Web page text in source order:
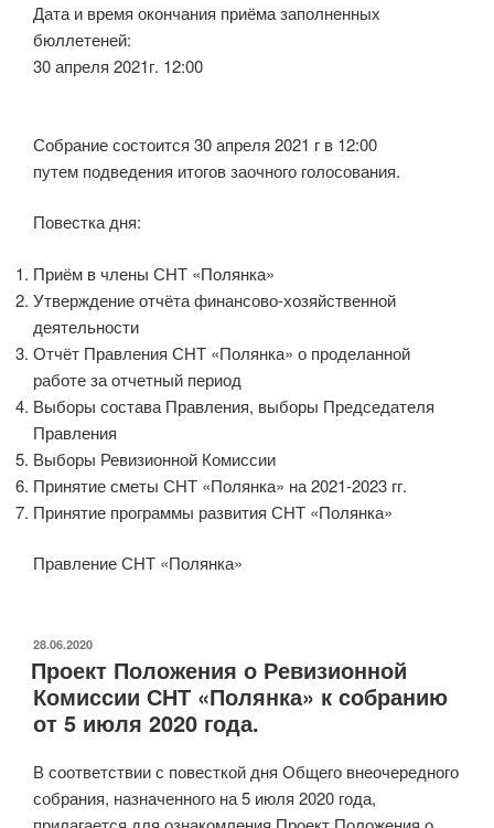
Дата и время окончания приёма заполненных
бюллетеней:
30 апреля 2021г. 12:00
Собрание состоится 30 апреля 2021 г в 12:00
путем подведения итогов заочного голосования.
Повестка дня:
Приём в члены СНТ «Полянка»
Утверждение отчёта финансово-хозяйственной
деятельности
Отчёт Правления СНТ «Полянка» о проделанной
работе за отчетный период
Выборы состава Правления, выборы Председателя
Правления
Выборы Ревизионной Комиссии
Принятие сметы СНТ «Полянка» на 2021-2023 гг.
Принятие программы развития СНТ «Полянка»
Правление СНТ «Полянка»
ОПУБЛИКОВАНО
28.06.2020
Проект Положения о Ревизионной
Комиссии СНТ «Полянка» к собранию
от 5 июля 2020 года.
В соответствии с повесткой дня Общего внеочередного
собрания, назначенного на 5 июля 2020 года,